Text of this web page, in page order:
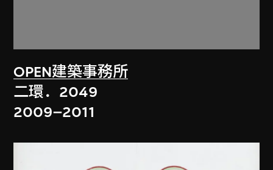
OPEN建築事務所
二環．2049
2009–2011